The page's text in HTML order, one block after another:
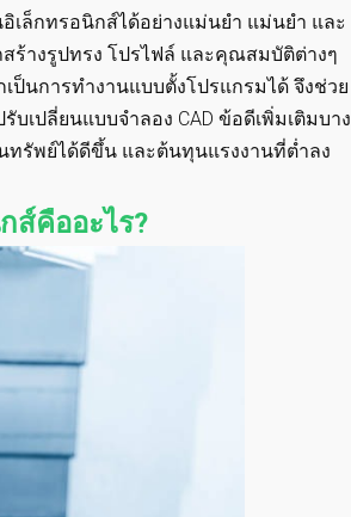
เล็กทรอนิกส์ได้อย่างแม่นยำ แม่นยำ และ
ร้างรูปทรง โปรไฟล์ และคุณสมบัติต่างๆ
ป็นการทำงานแบบตั้งโปรแกรมได้ จึงช่วย
บเปลี่ยนแบบจำลอง CAD ข้อดีเพิ่มเติมบาง
ทรัพย์ได้ดีขึ้น และต้นทุนแรงงานที่ต่ำลง
ส์คืออะไร?